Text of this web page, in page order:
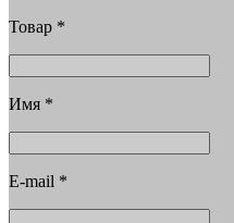
Товар *
Имя *
E-mail *